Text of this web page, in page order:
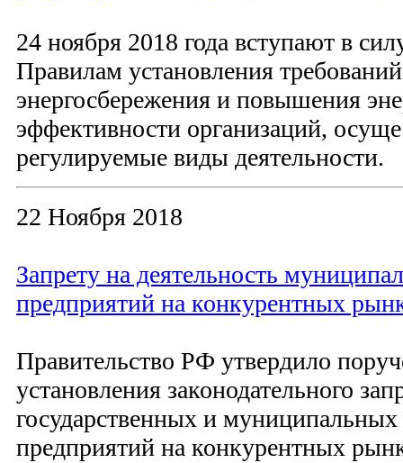
24 ноября 2018 года вступают в
Правилам установления
энергосбережения и повышения
эффективности организаций,
регулируемые виды деятельности.
22 Ноября 2018
Запрету на деятельность
предприятий на конкурентных
Правительство РФ утвердило
установления законодательного
государственных и
предприятий на конкурентных